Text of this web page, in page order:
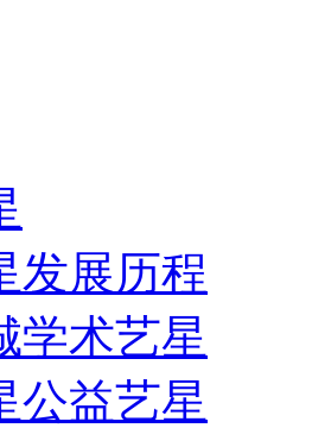
发展历程
学术艺星
公益艺星